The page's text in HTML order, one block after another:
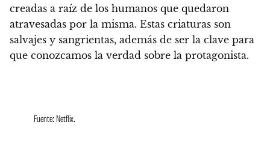
creadas a raíz de los humanos que quedaron
atravesadas por la misma. Estas criaturas son
salvajes y sangrientas, además de ser la clave para
que conozcamos la verdad sobre la protagonista.
Fuente: Netflix.